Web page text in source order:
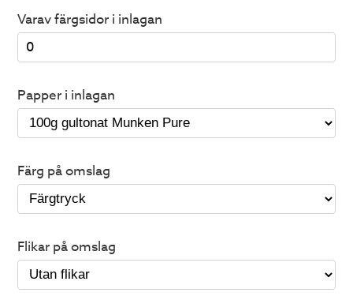
Varav färgsidor i inlagan
Papper i inlagan
Färg på omslag
Flikar på omslag